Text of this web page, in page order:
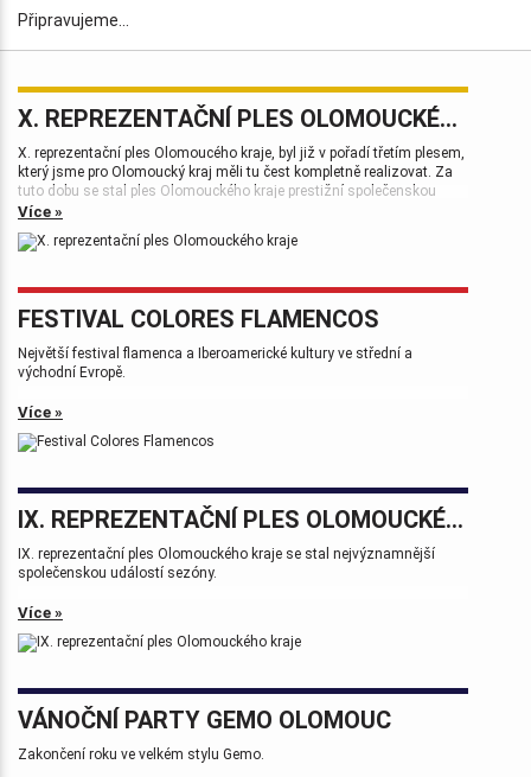
Připravujeme...
X. REPREZENTAČNÍ PLES OLOMOUCKÉHO KRAJE
X. reprezentační ples Olomoucého kraje, byl již v pořadí třetím plesem,
který jsme pro Olomoucký kraj měli tu čest kompletně realizovat. Za
tuto dobu se stal ples Olomouckého kraje prestižní společenskou
událostí, která patří k vrcholům plesové sezóny.
Více »
FESTIVAL COLORES FLAMENCOS
Největší festival flamenca a Iberoamerické kultury ve střední a
východní Evropě.
Více »
IX. REPREZENTAČNÍ PLES OLOMOUCKÉHO KRAJE
IX. reprezentační ples Olomouckého kraje se stal nejvýznamnější
společenskou událostí sezóny.
Více »
VÁNOČNÍ PARTY GEMO OLOMOUC
Zakončení roku ve velkém stylu Gemo.